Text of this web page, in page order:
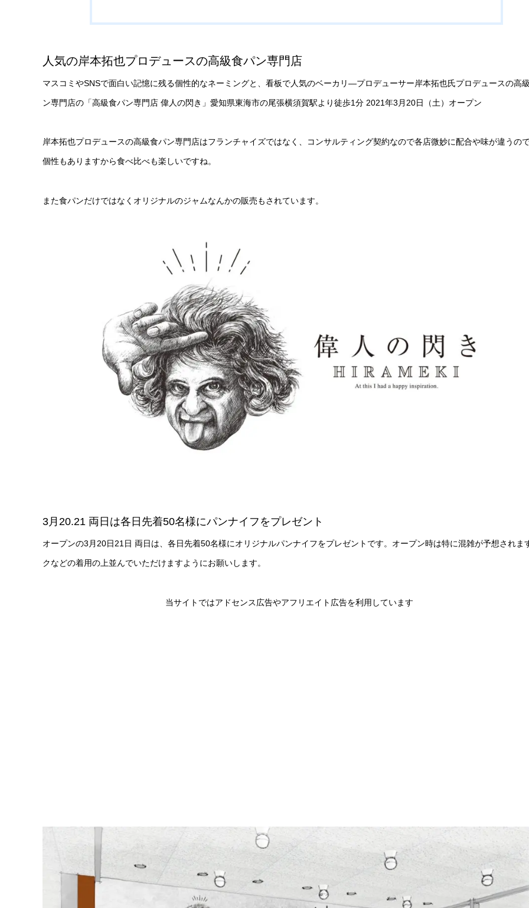
人気の岸本拓也プロデュースの高級食パン専門店
マスコミやSNSで面白い記憶に残る個性的なネーミングと、看板で人気のベーカリ―プロデューサー岸本拓也氏プロデュースの高
ン専門店の「高級食パン専門店 偉人の閃き」愛知県東海市の尾張横須賀駅より徒歩1分 2021年3月20日（土）オープン
岸本拓也プロデュースの高級食パン専門店はフランチャイズではなく、コンサルティング契約なので各店微妙に配合や味が違うの
個性もありますから食べ比べも楽しいですね。
また食パンだけではなくオリジナルのジャムなんかの販売もされています。
3月20.21 両日は各日先着50名様にパンナイフをプレゼント
オープンの3月20日21日 両日は、各日先着50名様にオリジナルパンナイフをプレゼントです。オープン時は特に混雑が予想されま
クなどの着用の上並んでいただけますようにお願いします。
当サイトではアドセンス広告やアフリエイト広告を利用しています